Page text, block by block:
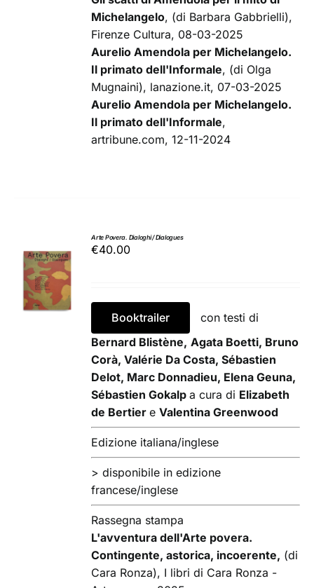
Michelangelo, (di Barbara Gabbrielli),
Firenze Cultura, 08-03-2025
Aurelio Amendola per Michelangelo.
Il primato dell'Informale, (di Olga
Mugnaini), lanazione.it, 07-03-2025
Aurelio Amendola per Michelangelo.
Il primato dell'Informale,
artribune.com, 12-11-2024
AGGIUNGI
AL
CARRELLO
DETTAGLI
Arte Povera. Dialoghi / Dialogues
€40.00
Booktrailer
con testi di
Bernard Blistène, Agata Boetti, Bruno
Corà, Valérie Da Costa, Sébastien
Delot, Marc Donnadieu, Elena Geuna,
Sébastien Gokalpa cura di Elizabeth
de BertiereValentina Greenwood
Edizione italiana/inglese
> disponibile in edizione
francese/inglese
Rassegna stampa
L'avventura dell'Arte povera.
Contingente, astorica, incoerente, (di
Cara Ronza), I libri di Cara Ronza -